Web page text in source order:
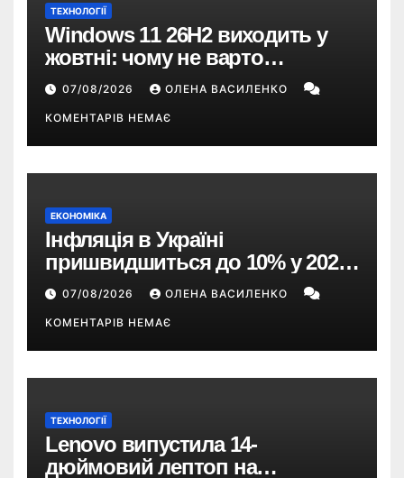
ТЕХНОЛОГІЇ
Windows 11 26H2 виходить у
жовтні: чому не варто
пропускати це оновлення
07/08/2026 ОЛЕНА ВАСИЛЕНКО
КОМЕНТАРІВ НЕМАЄ
ЕКОНОМІКА
Інфляція в Україні
пришвидшиться до 10% у 2026
році — прогноз НБУ
07/08/2026 ОЛЕНА ВАСИЛЕНКО
КОМЕНТАРІВ НЕМАЄ
ТЕХНОЛОГІЇ
Lenovo випустила 14-
дюймовий лептоп на